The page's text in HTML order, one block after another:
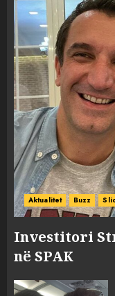
Aktualitet Buzz
Investitori
në SPAK